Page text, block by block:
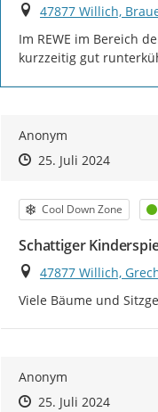
Ort
47877 Willich,
Im REWE im Bereich
kurzzeitig gut
Anonym
Zeitpunkt des
Zeitpunkt des
25. Juli 2024Zur
Kategorie
Cool Down Zone
Schattiger
Ort
47877 Willich,
Viele Bäume und
Anonym
Zeitpunkt des
Zeitpunkt des
25. Juli 2024Zur